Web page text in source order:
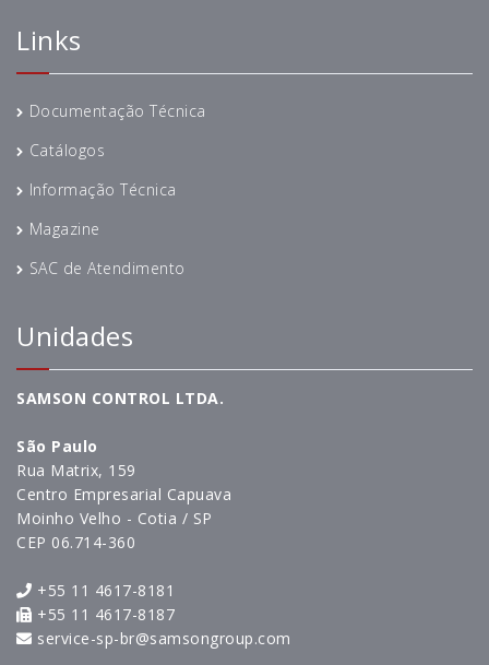
Links
Documentação Técnica
Catálogos
Informação Técnica
Magazine
SAC de Atendimento
Unidades
SAMSON CONTROL LTDA.
São Paulo
Rua Matrix, 159
Centro Empresarial Capuava
Moinho Velho - Cotia / SP
CEP 06.714-360
+55 11 4617-8181
+55 11 4617-8187
service-sp-br@samsongroup.com